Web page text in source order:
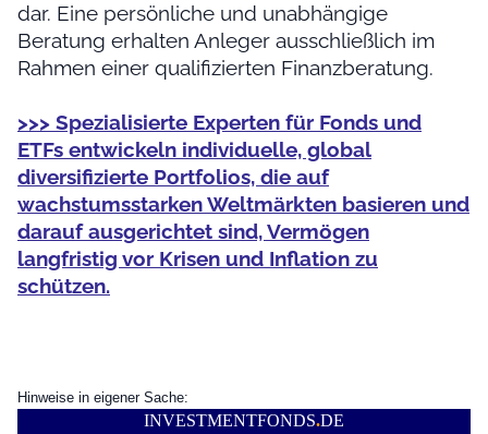
dar. Eine persönliche und unabhängige
Beratung erhalten Anleger ausschließlich im
Rahmen einer qualifizierten Finanzberatung.
>>> Spezialisierte Experten für Fonds und
ETFs entwickeln individuelle, global
diversifizierte Portfolios, die auf
wachstumsstarken Weltmärkten basieren und
darauf ausgerichtet sind, Vermögen
langfristig vor Krisen und Inflation zu
schützen.
Hinweise in eigener Sache:
INVESTMENTFONDS.DE